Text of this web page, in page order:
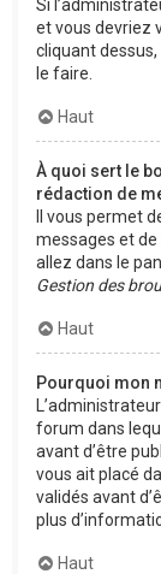
Si
et vous devriez
cliquant
le faire.
Haut
À quoi sert le
rédaction de
Il vous permet
messages et
allez dans le
Gestion des
Haut
Pourquoi mon
forum dans
avant d’être
vous ait placé
validés avant
plus
Haut